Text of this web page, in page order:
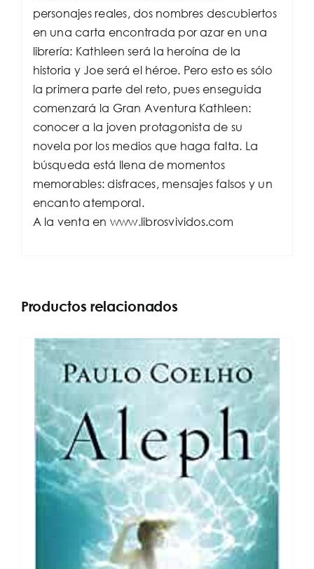
personajes reales, dos nombres descubiertos
en una carta encontrada por azar en una
librería: Kathleen será la heroína de la
historia y Joe será el héroe. Pero esto es sólo
la primera parte del reto, pues enseguida
comenzará la Gran Aventura Kathleen:
conocer a la joven protagonista de su
novela por los medios que haga falta. La
búsqueda está llena de momentos
memorables: disfraces, mensajes falsos y un
encanto atemporal.
A la venta en www.librosvividos.com
Productos relacionados